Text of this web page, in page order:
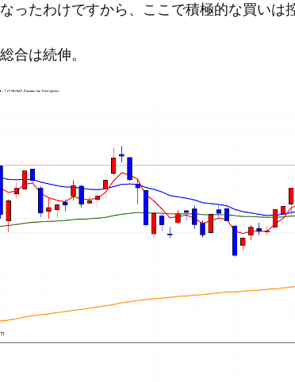
ったわけですから、ここで積極的な買いは
合は続伸。